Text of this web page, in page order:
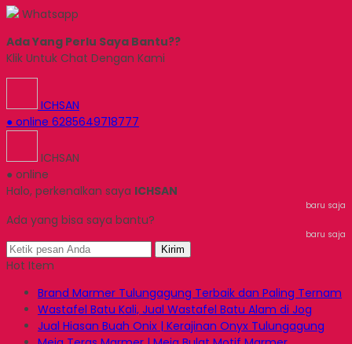
Whatsapp
Ada Yang Perlu Saya Bantu??
Klik Untuk Chat Dengan Kami
ICHSAN
● online 6285649718777
ICHSAN
● online
Halo, perkenalkan saya ICHSAN
baru saja
Ada yang bisa saya bantu?
baru saja
Kirim
Hot Item
Brand Marmer Tulungagung Terbaik dan Paling Ternam
Wastafel Batu Kali, Jual Wastafel Batu Alam di Jog
Jual Hiasan Buah Onix | Kerajinan Onyx Tulungagung